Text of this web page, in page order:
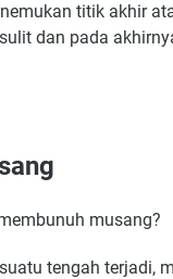
titik akhir
dan pada
musang?
tengah terjadi,